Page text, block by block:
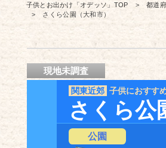
子供とお出かけ「オデッソ」 TOP 都道
さくら公園（大和市）
現地未調査
関東近郊 子供におすす
さくら公
公園